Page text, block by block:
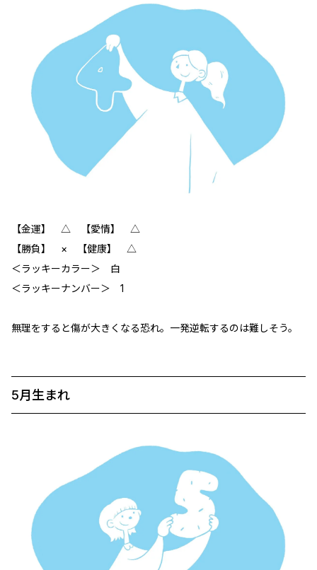
【金運】 △ 【愛情】 △
【勝負】 × 【健康】 △
＜ラッキーカラー＞ 白
＜ラッキーナンバー＞ 1
無理をすると傷が大きくなる恐れ。一発逆転するのは難しそう。
5月生まれ